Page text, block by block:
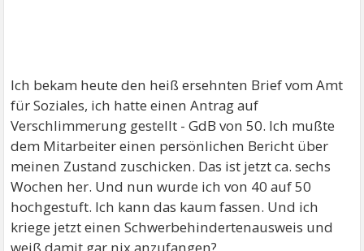
Ich bekam heute den heiß ersehnten Brief vom Amt
für Soziales, ich hatte einen Antrag auf
Verschlimmerung gestellt - GdB von 50. Ich mußte
dem Mitarbeiter einen persönlichen Bericht über
meinen Zustand zuschicken. Das ist jetzt ca. sechs
Wochen her. Und nun wurde ich von 40 auf 50
hochgestuft. Ich kann das kaum fassen. Und ich
kriege jetzt einen Schwerbehindertenausweis und